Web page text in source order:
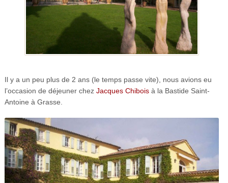
Il y a un peu plus de 2 ans (le temps passe vite), nous avions eu
l’occasion de déjeuner chez Jacques Chiboisà la Bastide Saint-
Antoine à Grasse.